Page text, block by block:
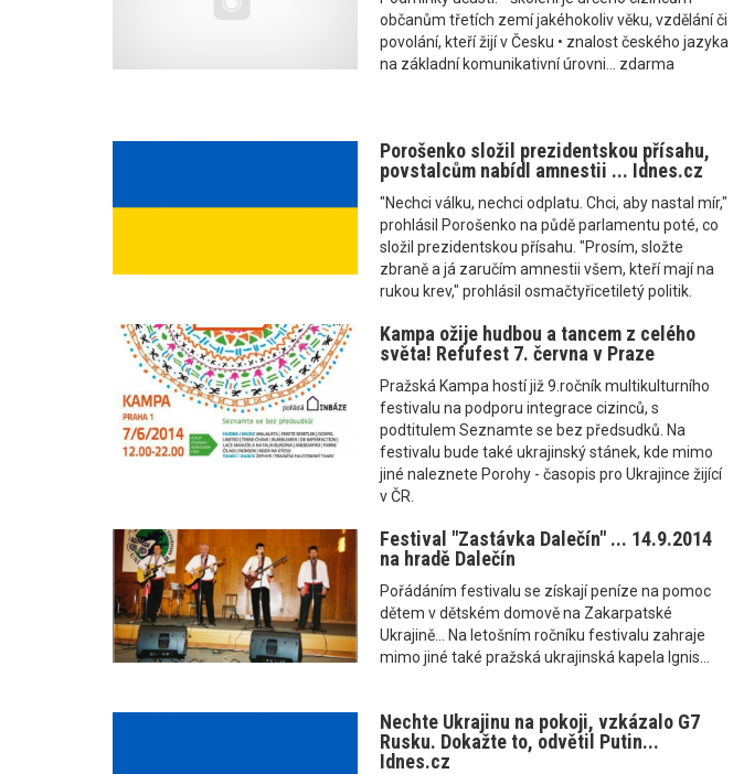
občanům třetích zemí jakéhokoliv věku, vzdělání či
povolání, kteří žijí v Česku • znalost českého jazyka
na základní komunikativní úrovni... zdarma
Porošenko složil prezidentskou přísahu,
povstalcům nabídl amnestii ... Idnes.cz
"Nechci válku, nechci odplatu. Chci, aby nastal mír,"
prohlásil Porošenko na půdě parlamentu poté, co
složil prezidentskou přísahu. "Prosím, složte
zbraně a já zaručím amnestii všem, kteří mají na
rukou krev," prohlásil osmačtyřicetiletý politik.
Kampa ožije hudbou a tancem z celého
světa! Refufest 7. června v Praze
Pražská Kampa hostí již 9.ročník multikulturního
festivalu na podporu integrace cizinců, s
podtitulem Seznamte se bez předsudků. Na
festivalu bude také ukrajinský stánek, kde mimo
jiné naleznete Porohy - časopis pro Ukrajince žijící
v ČR.
Festival "Zastávka Dalečín" ... 14.9.2014
na hradě Dalečín
Pořádáním festivalu se získají peníze na pomoc
dětem v dětském domově na Zakarpatské
Ukrajině... Na letošním ročníku festivalu zahraje
mimo jiné také pražská ukrajinská kapela Ignis...
Nechte Ukrajinu na pokoji, vzkázalo G7
Rusku. Dokažte to, odvětil Putin...
Idnes.cz